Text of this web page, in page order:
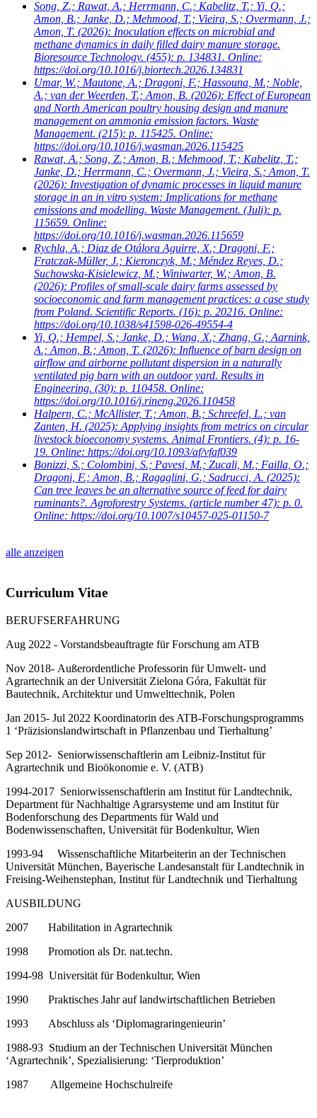
Song, Z.; Rawat, A.; Herrmann, C.; Kabelitz, T.; Yi, Q.;
Amon, B.; Janke, D.; Mehmood, T.; Vieira, S.; Overmann, J.;
Amon, T. (2026): Inoculation effects on microbial and
methane dynamics in daily filled dairy manure storage.
Bioresource Technology. (455): p. 134831. Online:
https://doi.org/10.1016/j.biortech.2026.134831
Umar, W.; Mautone, A.; Dragoni, F.; Hassouna, M.; Noble,
A.; van der Weerden, T.; Amon, B. (2026): Effect of European
and North American poultry housing design and manure
management on ammonia emission factors. Waste
Management. (215): p. 115425. Online:
https://doi.org/10.1016/j.wasman.2026.115425
Rawat, A.; Song, Z.; Amon, B.; Mehmood, T.; Kabelitz, T.;
Janke, D.; Herrmann, C.; Overmann, J.; Vieira, S.; Amon, T.
(2026): Investigation of dynamic processes in liquid manure
storage in an in vitro system: Implications for methane
emissions and modelling. Waste Management. (Juli): p.
115659. Online:
https://doi.org/10.1016/j.wasman.2026.115659
Rychla, A.; Diaz de Otálora Aguirre, X.; Dragoni, F.;
Fratczak-Müller, J.; Kieronczyk, M.; Méndez Reyes, D.;
Suchowska-Kisielewicz, M.; Winiwarter, W.; Amon, B.
(2026): Profiles of small-scale dairy farms assessed by
socioeconomic and farm management practices: a case study
from Poland. Scientific Reports. (16): p. 20216. Online:
https://doi.org/10.1038/s41598-026-49554-4
Yi, Q.; Hempel, S.; Janke, D.; Wang, X.; Zhang, G.; Aarnink,
A.; Amon, B.; Amon, T. (2026): Influence of barn design on
airflow and airborne pollutant dispersion in a naturally
ventilated pig barn with an outdoor yard. Results in
Engineering. (30): p. 110458. Online:
https://doi.org/10.1016/j.rineng.2026.110458
Halpern, C.; McAllister, T.; Amon, B.; Schreefel, L.; van
Zanten, H. (2025): Applying insights from metrics on circular
livestock bioeconomy systems. Animal Frontiers. (4): p. 16-
19. Online: https://doi.org/10.1093/af/vfaf039
Bonizzi, S.; Colombini, S.; Pavesi, M.; Zucali, M.; Failla, O.;
Dragoni, F.; Amon, B.; Ragaglini, G.; Sadrucci, A. (2025):
Can tree leaves be an alternative source of feed for dairy
ruminants?. Agroforestry Systems. (article number 47): p. 0.
Online: https://doi.org/10.1007/s10457-025-01150-7
alle anzeigen
Curriculum Vitae
BERUFSERFAHRUNG
Aug 2022 - Vorstandsbeauftragte für Forschung am ATB
Nov 2018- Außerordentliche Professorin für Umwelt- und
Agrartechnik an der Universität Zielona Góra, Fakultät für
Bautechnik, Architektur und Umwelttechnik, Polen
Jan 2015- Jul 2022 Koordinatorin des ATB-Forschungsprogramms
1 ‘Präzisionslandwirtschaft in Pflanzenbau und Tierhaltung’
Sep 2012- Seniorwissenschaftlerin am Leibniz-Institut für
Agrartechnik und Bioökonomie e. V. (ATB)
1994-2017 Seniorwissenschaftlerin am Institut für Landtechnik,
Department für Nachhaltige Agrarsysteme und am Institut für
Bodenforschung des Departments für Wald und
Bodenwissenschaften, Universität für Bodenkultur, Wien
1993-94 Wissenschaftliche Mitarbeiterin an der Technischen
Universität München, Bayerische Landesanstalt für Landtechnik in
Freising-Weihenstephan, Institut für Landtechnik und Tierhaltung
AUSBILDUNG
2007 Habilitation in Agrartechnik
1998 Promotion als Dr. nat.techn.
1994-98 Universität für Bodenkultur, Wien
1990 Praktisches Jahr auf landwirtschaftlichen Betrieben
1993 Abschluss als ‘Diplomagraringenieurin’
1988-93 Studium an der Technischen Universität München
‘Agrartechnik’, Spezialisierung: ‘Tierproduktion’
1987 Allgemeine Hochschulreife